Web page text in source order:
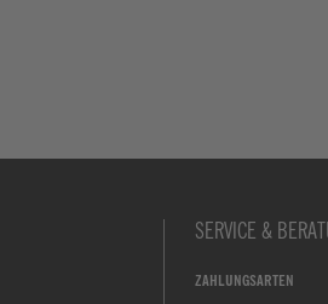
SERVICE &
ZAHLUNGSARTEN